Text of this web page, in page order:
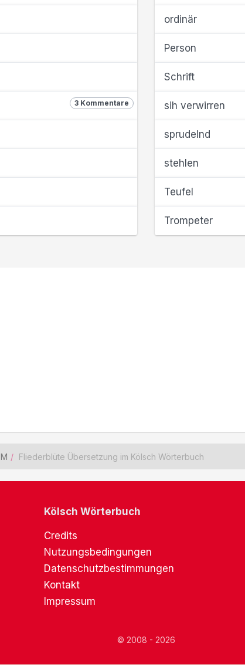
3 Kommentare
ordinär
Person
Schrift
sih verwirren
sprudelnd
stehlen
Teufel
Trompeter
Fliederblüte Übersetzung im Kölsch Wörterbuch
Kölsch Wörterbuch
Credits
Nutzungsbedingungen
Datenschutzbestimmungen
Kontakt
Impressum
© 2008 - 2026